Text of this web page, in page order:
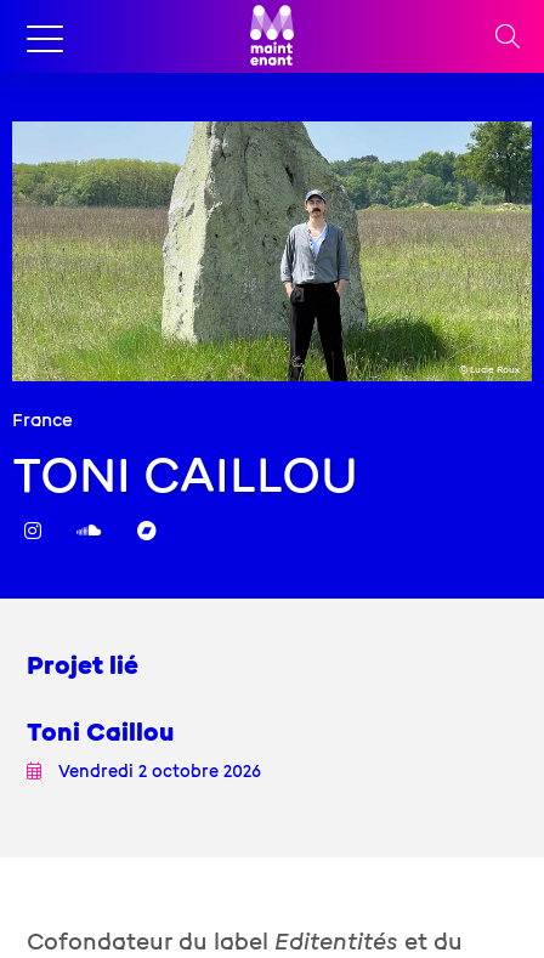
France
TONI CAILLOU
© Lucie Roux
Projet lié
Toni Caillou
Vendredi 2 octobre 2026
Cofondateur du label Editentités et du